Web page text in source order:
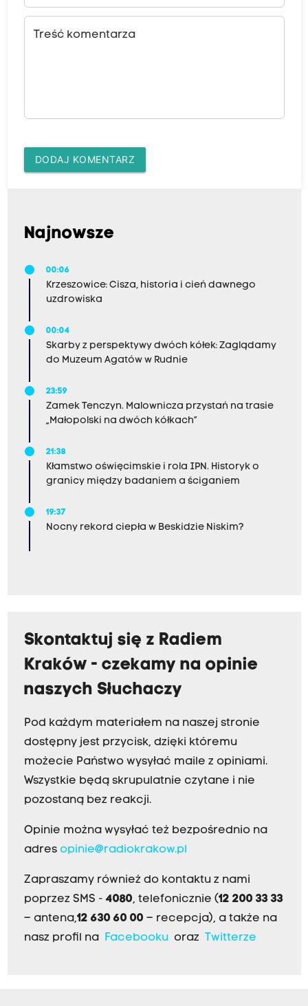
Treść komentarza
DODAJ KOMENTARZ
Najnowsze
00:06
Krzeszowice: Cisza, historia i cień dawnego
uzdrowiska
00:04
Skarby z perspektywy dwóch kółek: Zaglądamy
do Muzeum Agatów w Rudnie
23:59
Zamek Tenczyn. Malownicza przystań na trasie
„Małopolski na dwóch kółkach”
21:38
Kłamstwo oświęcimskie i rola IPN. Historyk o
granicy między badaniem a ściganiem
19:37
Nocny rekord ciepła w Beskidzie Niskim?
Skontaktuj się z Radiem
Kraków - czekamy na opinie
naszych Słuchaczy
Pod każdym materiałem na naszej stronie
dostępny jest przycisk, dzięki któremu
możecie Państwo wysyłać maile z opiniami.
Wszystkie będą skrupulatnie czytane i nie
pozostaną bez reakcji.
Opinie można wysyłać też bezpośrednio na
adres opinie@radiokrakow.pl
Zapraszamy również do kontaktu z nami
poprzez SMS - 4080, telefonicznie (12 200 33 33
– antena,12 630 60 00 – recepcja), a także na
nasz profil na
Facebookuoraz Twitterze